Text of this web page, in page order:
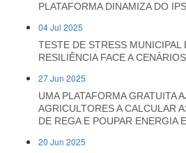
PLATAFORMA DINAMIZA DO IPS
04 Jul 2025
TESTE DE STRESS MUNICIPAL
RESILIÊNCIA FACE A
27 Jun 2025
UMA PLATAFORMA GRATUITA
AGRICULTORES A CALCULAR
DE REGA E POUPAR ENERGIA
20 Jun 2025